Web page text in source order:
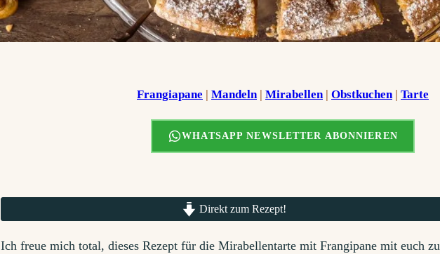
Frangiapane Mandeln | Mirabellen | Obstkuchen | Tarte
WHATSAPP NEWSLETTER ABONNIEREN
Direkt zum Rezept!
Ich freue mich total, dieses Rezept für die Mirabellentarte mit Frangipane mit euch zu